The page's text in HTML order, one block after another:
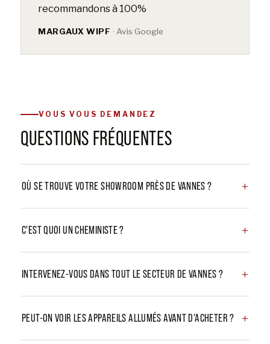
recommandons à 100%
MARGAUX WIPF· Avis Google
VOUS VOUS DEMANDEZ
QUESTIONS FRÉQUENTES
OÙ SE TROUVE VOTRE SHOWROOM PRÈS DE VANNES ?
C'EST QUOI UN CHEMINISTE ?
INTERVENEZ-VOUS DANS TOUT LE SECTEUR DE VANNES ?
PEUT-ON VOIR LES APPAREILS ALLUMÉS AVANT D'ACHETER ?